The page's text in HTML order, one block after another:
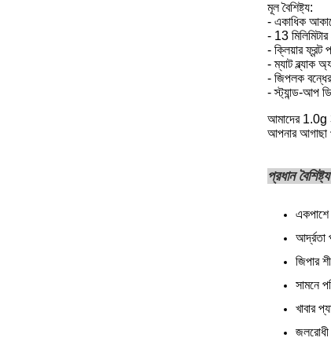
মূল বৈশিষ্ট্য:
- একাধিক
- 13
- ক্লিয়ার ফ্রন্ট
- ম্যাট ব্ল্যাক
- জিপলক
- স্ট্যান্ড-আপ
আমাদের 1.0g
আপনার আগাছা
প্রধান
একপাশে
আর্দ্রতা
জিপার
সামনে
খাবার
জলরোধী